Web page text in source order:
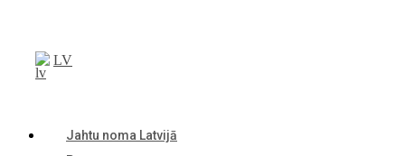
LV
Jahtu noma Latvijā